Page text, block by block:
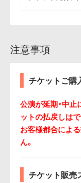
注意事項
チケットご購
公演が延期・中
ットの払戻しは
お客様都合によ
ん。
チケット販売